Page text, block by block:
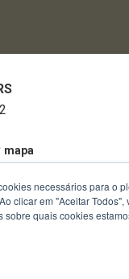
mapa
necessários para o
clicar em "Aceitar
sobre quais cookies